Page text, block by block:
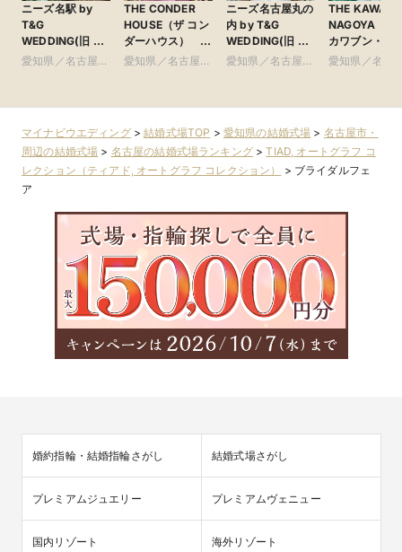
ニーズ名駅 by
T&G
WEDDING(旧 イ
ンフィニート 名
愛知県／名古屋
THE CONDER
HOUSE（ザ コン
ダーハウス）
●Plan・Do・See
愛知県／名古屋
ニーズ名古屋丸の
内 by T&G
WEDDING(旧 ト
リフォーリア
愛知県／名古屋
THE
NAGOYA（ザ
カワブン・ナ
ヤ） ●Plan・
愛知県／名古
マイナビウエディング>結婚式場TOP > 愛知県の結婚式場 > 名古屋市・
周辺の結婚式場 > 名古屋の結婚式場ランキング>TIAD, オートグラフ コ
レクション（ティアド, オートグラフ コレクション）
> ブライダルフェ
ア
婚約指輪・結婚指輪さがし 結婚式場さがし
プレミアムジュエリー プレミアムヴェニュー
国内リゾート 海外リゾート